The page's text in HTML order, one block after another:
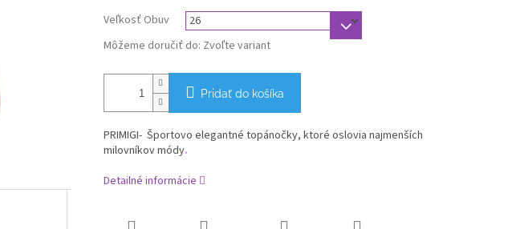
Veľkosť Obuv
Môžeme doručiť do: Zvoľte variant
Pridať do košíka
PRIMIGI- Športovo elegantné topánočky, ktoré oslovia najmenších
milovníkov módy.
Detailné informácie